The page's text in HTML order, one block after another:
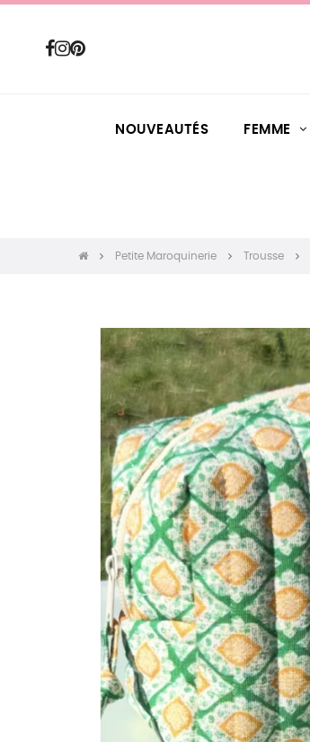
NOUVEAUTÉS FEMME
Petite Maroquinerie Trousse